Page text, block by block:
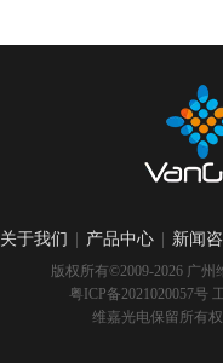
关于我们 产品中心 新闻
版权所有©2009-2026 广州
粤ICP备2021020057号
维嘉光电保留所